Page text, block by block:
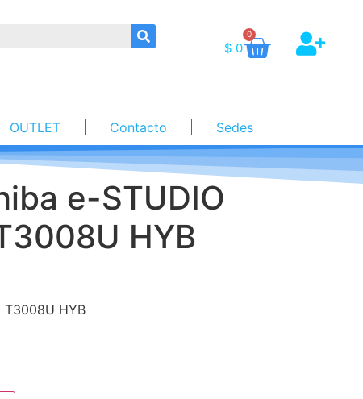
$ 0
0
OUTLET Contacto
Sedes
e-STUDIO
HYB
T3008U HYB